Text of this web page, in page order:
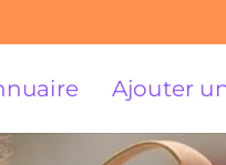
Ajouter